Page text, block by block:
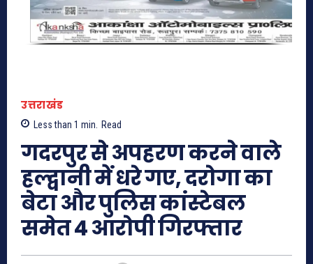
उत्तराखंड
Less than 1 min. Read
गदरपुर से अपहरण करने वाले
हल्द्वानी में धरे गए, दरोगा का
बेटा और पुलिस कांस्टेबल
समेत 4 आरोपी गिरफ्तार